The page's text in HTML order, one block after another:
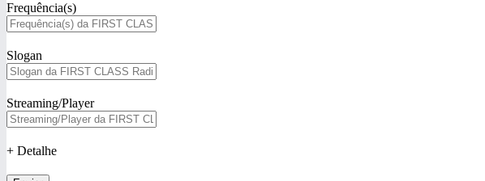
Frequência(s)
Slogan
Streaming/Player
+ Detalhe